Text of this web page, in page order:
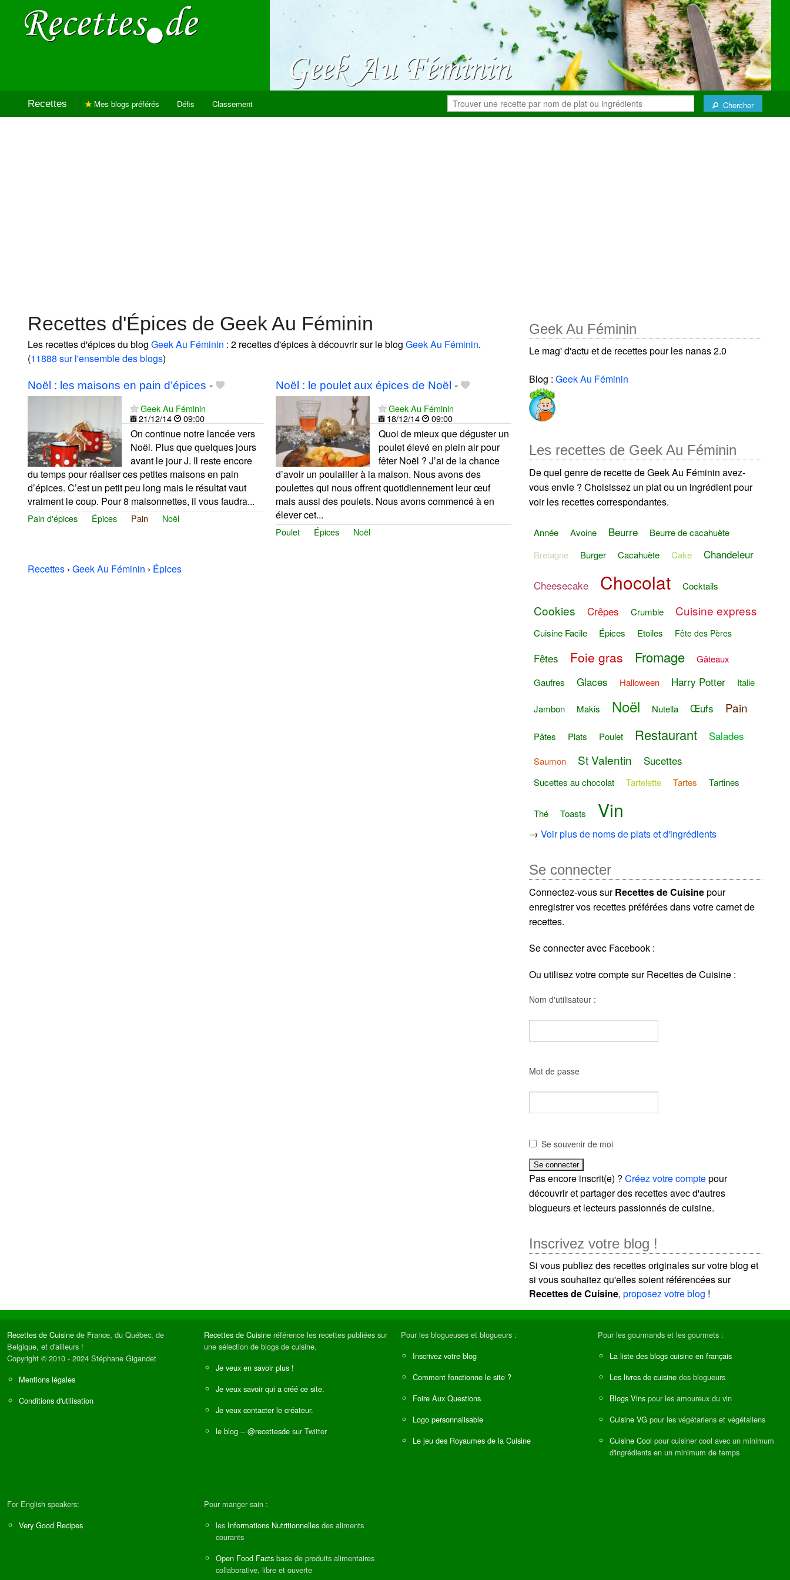
Recettes Chercher
Mes blogs préférés Défis Classement
Recettes d'Épices de Geek Au Féminin
Les recettes d'épices du blog Geek Au Féminin : 2 recettes d'épices à découvrir sur le blog Geek Au Féminin.
(11888 sur l'ensemble des blogs)
Noël : les maisons en pain d’épices -
Geek Au Féminin
21/12/14
09:00
On continue notre lancée vers
Noël. Plus que quelques jours
avant le jour J. Il reste encore
du temps pour réaliser ces petites maisons en pain
d’épices. C’est un petit peu long mais le résultat vaut
vraiment le coup. Pour 8 maisonnettes, il vous faudra...
Pain d'épices Épices Pain Noël
Noël : le poulet aux épices de Noël -
Geek Au Féminin
18/12/14
09:00
Quoi de mieux que déguster un
poulet élevé en plein air pour
fêter Noël ? J’ai de la chance
d’avoir un poulailler à la maison. Nous avons des
poulettes qui nous offrent quotidiennement leur œuf
mais aussi des poulets. Nous avons commencé à en
élever cet...
Poulet Épices Noël
Recettes › Geek Au Féminin › Épices
Geek Au Féminin
Le mag' d'actu et de recettes pour les nanas 2.0
Blog :Geek Au Féminin
Les recettes de Geek Au Féminin
De quel genre de recette de Geek Au Féminin avez-
vous envie ? Choisissez un plat ou un ingrédient pour
voir les recettes correspondantes.
Année Avoine Beurre
Beurre de cacahuète
Bretagne
Burger Cacahuète Cake Chandeleur
Cheesecake Chocolat Cocktails
Cookies Crêpes Crumble Cuisine express
Cuisine Facile Épices Etoiles Fête des Pères
Fêtes Foie gras Fromage
Gâteaux
Gaufres
Glaces Halloween Harry Potter Italie
Jambon Makis Noël Nutella Œufs Pain
Pâtes Plats Poulet Restaurant Salades
Saumon St Valentin Sucettes
Sucettes au chocolat Tartelette Tartes Tartines
Thé Toasts Vin
→Voir plus de noms de plats et d'ingrédients
Se connecter
Connectez-vous surRecettes de Cuisinepour
enregistrer vos recettes préférées dans votre carnet de
recettes.
Se connecter avec Facebook :
Ou utilisez votre compte sur Recettes de Cuisine :
Nom d'utilisateur :
Mot de passe
Se souvenir de moi
Pas encore inscrit(e) ?Créez votre comptepour
découvrir et partager des recettes avec d'autres
blogueurs et lecteurs passionnés de cuisine.
Inscrivez votre blog !
Si vous publiez des recettes originales sur votre blog et
si vous souhaitez qu'elles soient référencées sur
Recettes de Cuisine,proposez votre blog !
Recettes de Cuisine de France, du Québec, de
Belgique, et d'ailleurs !
Copyright © 2010 - 2024 Stéphane Gigandet
Mentions légales
Conditions d'utilisation
Recettes de Cuisine référence les recettes publiées sur
une sélection de blogs de cuisine.
Je veux en savoir plus !
Je veux savoir qui a créé ce site.
Je veux contacter le créateur.
le blog -- @recettesde sur Twitter
Pour les blogueuses et blogueurs :
Inscrivez votre blog
Comment fonctionne le site ?
Foire Aux Questions
Logo personnalisable
Le jeu des Royaumes de la Cuisine
Pour les gourmands et les gourmets :
La liste des blogs cuisine en français
Les livres de cuisine des blogueurs
Blogs Vins pour les amoureux du vin
Cuisine VG pour les végétariens et végétaliens
Cuisine Cool pour cuisiner cool avec un minimum
d'ingrédients en un minimum de temps
For English speakers:
Very Good Recipes
Pour manger sain :
les Informations Nutritionnelles des aliments
courants
Open Food Facts base de produits alimentaires
collaborative, libre et ouverte